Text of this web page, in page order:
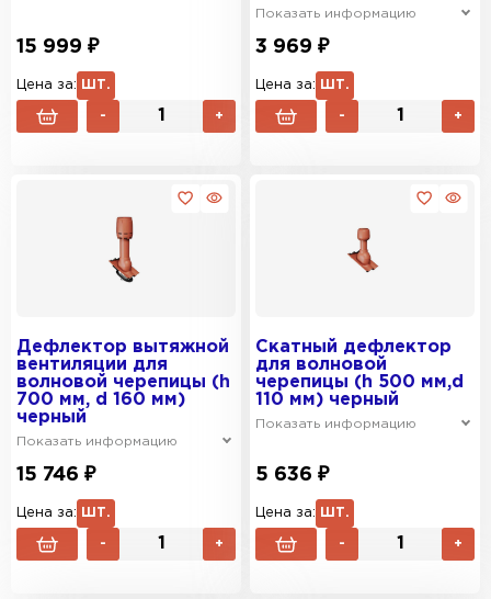
15 999 ₽
Цена за: ШТ.
- +
Показать информацию
3 969 ₽
Цена за: ШТ.
- +
Дефлектор вытяжной
вентиляции для
волновой черепицы (h
700 мм, d 160 мм)
черный
Показать информацию
15 746 ₽
Цена за: ШТ.
- +
Скатный дефлектор
для волновой
черепицы (h 500 мм,d
110 мм) черный
Показать информацию
5 636 ₽
Цена за: ШТ.
- +